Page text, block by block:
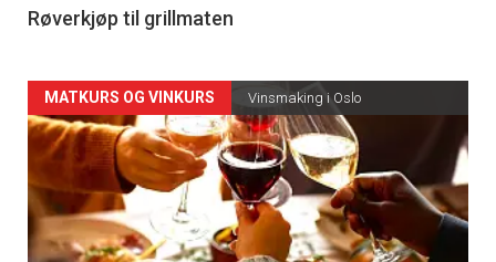
4
Røverkjøp til grillmaten
Forsiden
akkurat
nå
-
MATKURS OG VINKURS Vinsmaking i Oslo